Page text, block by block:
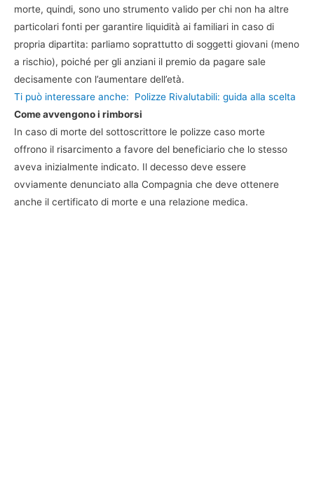
morte, quindi, sono uno strumento valido per chi non ha altre
particolari fonti per garantire liquidità ai familiari in caso di
propria dipartita: parliamo soprattutto di soggetti giovani (meno
a rischio), poiché per gli anziani il premio da pagare sale
decisamente con l’aumentare dell’età.
Ti può interessare anche:
Polizze Rivalutabili: guida alla scelta
Come avvengono i rimborsi
In caso di morte del sottoscrittore le polizze caso morte
offrono il risarcimento a favore del beneficiario che lo stesso
aveva inizialmente indicato. Il decesso deve essere
ovviamente denunciato alla Compagnia che deve ottenere
anche il certificato di morte e una relazione medica.